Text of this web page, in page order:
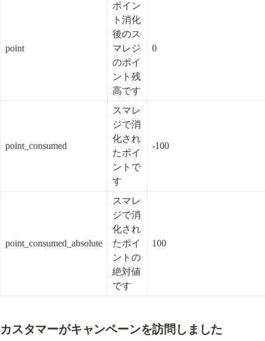
point
ポイン
ト消化
後のス
マレジ
のポイ
ント残
高です
0
point_consumed
スマレ
ジで消
化され
たポイ
ントで
す
-100
point_consumed_absolute
スマレ
ジで消
化され
たポイ
ントの
絶対値
です
100
カスタマーがキャンペーンを訪問しました